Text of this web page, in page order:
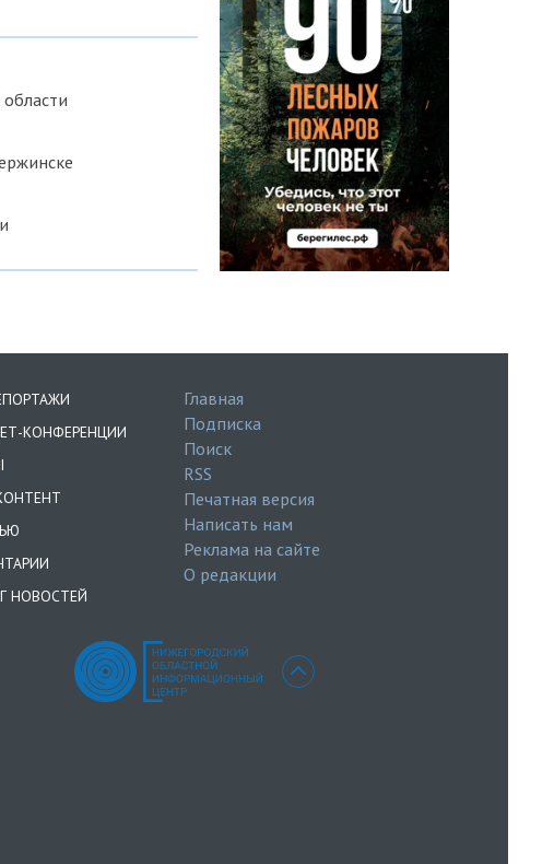
КОНФЕРЕНЦИИ
НОВОСТЕЙ
Главная
Подписка
Поиск
RSS
Печатная версия
Написать нам
Реклама на сайте
О редакции